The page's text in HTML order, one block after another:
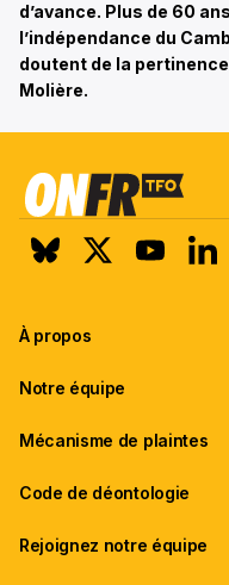
d’avance. Plus de 60
l’indépendance du
doutent de la
Molière.
À propos
Notre équipe
Mécanisme de plaintes
Code de déontologie
Rejoignez notre équipe